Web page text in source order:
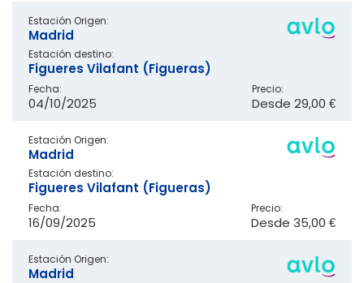
Estación Origen:
Madrid
Estación destino:
Figueres Vilafant (Figueras)
Fecha:
04/10/2025
Precio:
Desde 29,00 €
Estación Origen:
Madrid
Estación destino:
Figueres Vilafant (Figueras)
Fecha:
16/09/2025
Precio:
Desde 35,00 €
Estación Origen:
Madrid